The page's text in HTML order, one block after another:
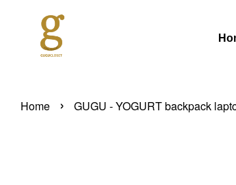
Home › GUGU - YOGURT backpack